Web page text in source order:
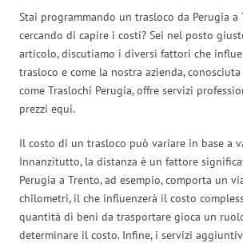
Stai programmando un trasloco da Perugia a
cercando di capire i costi? Sei nel posto
articolo, discutiamo i diversi fattori che
trasloco e come la nostra azienda,
come Traslochi Perugia, offre servizi
prezzi equi.
Il costo di un trasloco può variare in base a
Innanzitutto, la distanza è un fattore
Perugia a Trento, ad esempio, comporta un
chilometri, il che influenzerà il costo
quantità di beni da trasportare gioca un
determinare il costo. Infine, i servizi